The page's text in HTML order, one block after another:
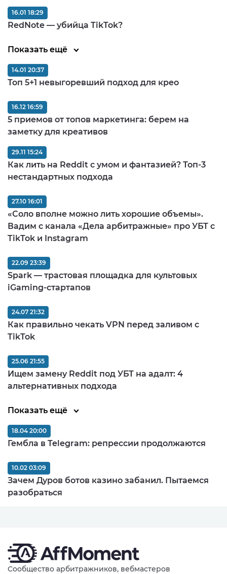
RedNote — убийца TikTok?
16.01 18:29
Показать ещё
Топ 5+1 невыгоревший подход для крео
14.01 20:37
5 приемов от топов маркетинга: берем на
заметку для креативов
16.12 16:59
Как лить на Reddit с умом и фантазией? Топ-3
нестандартных подхода
29.11 15:24
«Соло вполне можно лить хорошие объемы».
Вадим с канала «Дела арбитражные» про УБТ с
TikTok и Instagram
27.10 16:01
Spark — трастовая площадка для культовых
iGaming-стартапов
22.09 23:39
Как правильно чекать VPN перед заливом c
TikTok
24.07 21:32
Ищем замену Reddit под УБТ на адалт: 4
альтернативных подхода
25.06 21:55
Показать ещё
Гембла в Telegram: репрессии продолжаются
18.04 20:00
Зачем Дуров ботов казино забанил. Пытаемся
разобраться
10.02 03:09
Сообщество арбитражников, вебмастеров